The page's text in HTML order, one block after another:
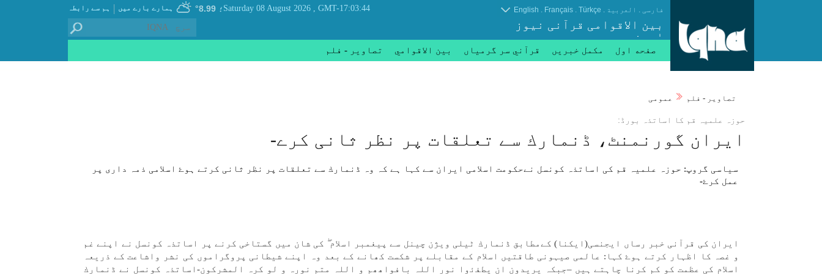
ہم سے رابطہ | ہمارے بارے میں ؛ 8.99° GMT-17:03:44
, Saturday 08 August 2026 فارسی . العربیة .
Türkçe
.
Français
.
English
بین الاقوامی قرآنی نیوز
ایجنسی
صفحه اول مکمل خبریں قرآني سر گرمياں بين الاقوامي تصاوير - فلم
تصاوير - فلم عمومی
حوزہ علمیہ قم كا اساتذہ بورڈ:
ايران گورنمنٹ، ڈنمارك سے تعلقات پر نظر ثانی كرے-
سياسی گروپ: حوزہ علمیہ قم كی اساتذہ كونسل نےحكومت اسلامی ايران سے كہا ہے كہ وہ ڈنمارك سے تعلقات پر نظر ثانی كرتے ہوۓ اسلامی ذمہ داری پر
عمل كرۓ-
ايران كی قرآنی خبر رساں ايجنسی(ايكنا) كےمطابق ڈنمارك ٹيلی ويژن چينل سے پيغمبر اسلام ۖ كی شان میں گستاخی كرنے پر اساتذہ كونسل نے اپنے غم
و غصہ كا اظہار كرتے ہوۓ كہا: عالمی صیہونی طاقتیں اسلام كے مقابلے پر شكست كھانے كے بعد وہ اپنے شيطانی پروگراموں كی نشر واشاعت كے ذريعہ
اسلام كی عظمت كو كم كرنا چاہتے ہیں –جبكہ يريدون ان يطﻔﺋوا نور اللہ بافواھھم و اللہ متم نورہ و لو كرہ المشركون-اساتذہ كونسل نے ڈنمارك